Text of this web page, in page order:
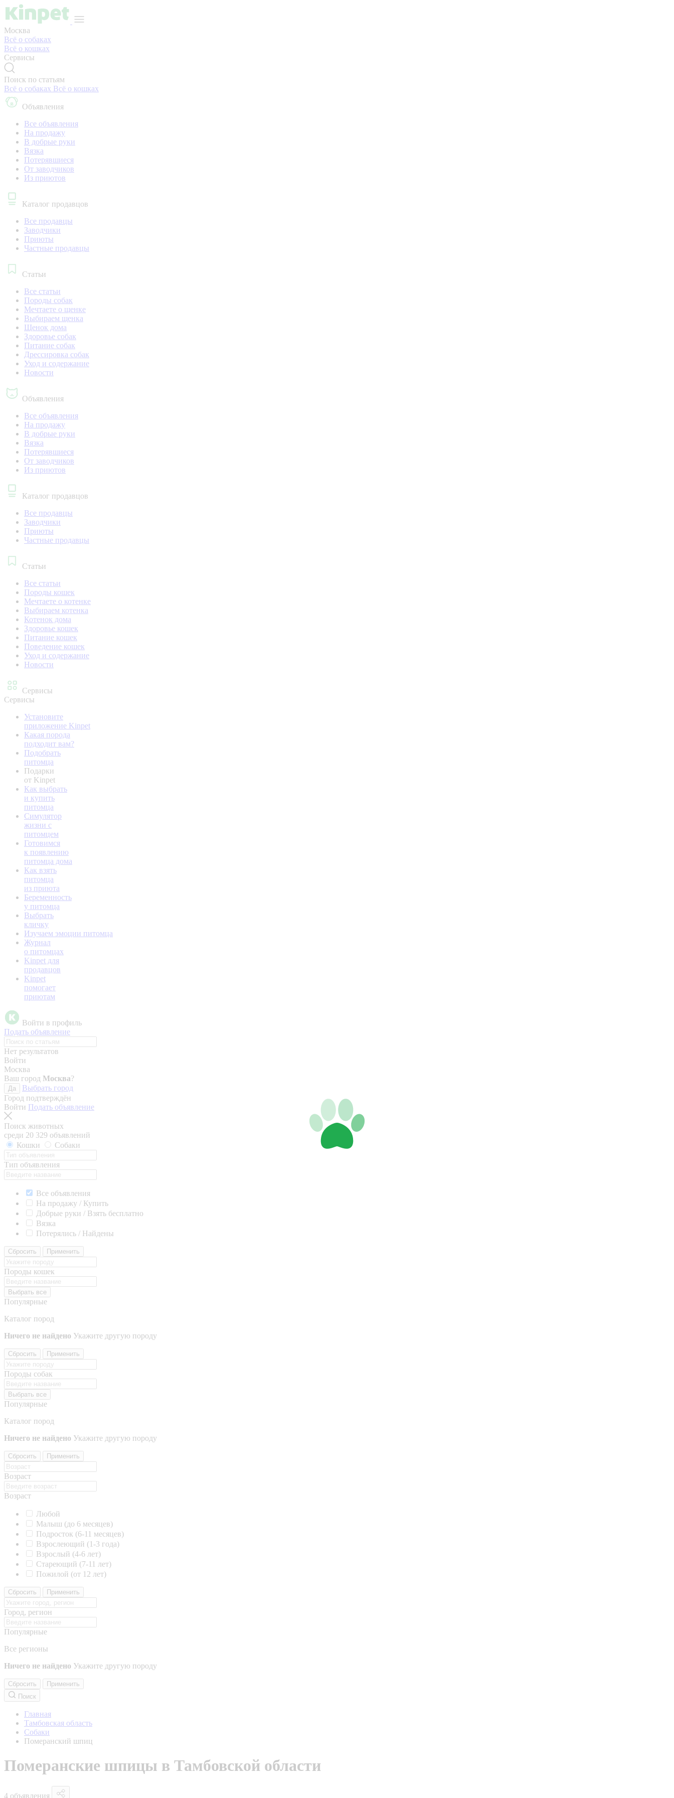
Москва
Всё о собаках
Всё о кошках
Сервисы
Поиск по статьям
Всё о собаках Всё о кошках
Объявления
Все объявления
На продажу
В добрые руки
Вязка
Потерявшиеся
От заводчиков
Из приютов
Каталог продавцов
Все продавцы
Заводчики
Приюты
Частные продавцы
Статьи
Все статьи
Породы собак
Мечтаете о щенке
Выбираем щенка
Щенок дома
Здоровье собак
Питание собак
Дрессировка собак
Уход и содержание
Новости
Объявления
Все объявления
На продажу
В добрые руки
Вязка
Потерявшиеся
От заводчиков
Из приютов
Каталог продавцов
Все продавцы
Заводчики
Приюты
Частные продавцы
Статьи
Все статьи
Породы кошек
Мечтаете о котенке
Выбираем котенка
Котенок дома
Здоровье кошек
Питание кошек
Поведение кошек
Уход и содержание
Новости
Сервисы
Сервисы
Установите
приложение Kinpet
Какая порода
подходит вам?
Подобрать
питомца
Подарки
от Kinpet
Как выбрать
и купить
питомца
Симулятор
жизни с
питомцем
Готовимся
к появлению
питомца дома
Как взять
питомца
из приюта
Беременность
у питомца
Выбрать
кличку
Изучаем эмоции питомца
Журнал
о питомцах
Kinpet для
продавцов
Kinpet
помогает
приютам
Войти в профиль
Подать объявление
Нет результатов
Войти
Москва
Ваш город Москва?
Да
Выбрать город
Город подтверждён
Войти Подать объявление
Поиск животных
среди 20 329 объявлений
Кошки
Собаки
Тип объявления
Все объявления
На продажу / Купить
Добрые руки / Взять бесплатно
Вязка
Потерялись / Найдены
Сбросить Применить
Породы кошек
Выбрать все
Популярные
Каталог пород
Ничего не найдено Укажите другую породу
Сбросить Применить
Породы собак
Выбрать все
Популярные
Каталог пород
Ничего не найдено Укажите другую породу
Сбросить Применить
Возраст
Возраст
Любой
Малыш (до 6 месяцев)
Подросток (6-11 месяцев)
Взрослеющий (1-3 года)
Взрослый (4-6 лет)
Стареющий (7-11 лет)
Пожилой (от 12 лет)
Сбросить Применить
Город, регион
Популярные
Все регионы
Ничего не найдено Укажите другую породу
Сбросить
Применить
Поиск
Главная
Тамбовская область
Собаки
Померанский шпиц
Померанские шпицы в Тамбовской области
4 объявления